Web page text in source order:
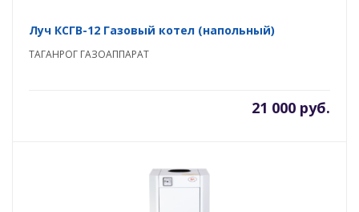
Луч КСГВ-12 Газовый котел (напольный)
ТАГАНРОГ ГАЗОАППАРАТ
21 000 руб.